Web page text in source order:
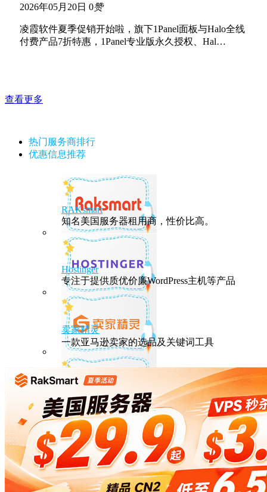
2026年05月20日 0赞
凌霞软件夏季促销开始啦，旗下1Panel面板与Halo全线
付费产品7折特惠，1Panel专业版永久授权、Hal…
查看更多
热门服务商排行
优惠信息推荐
RAKsmart
知名美国服务器租用商，性价比高。
Hostinger
专注于提供质优价廉WordPress主机等产品
卖家精灵
一款亚马逊卖家的选品及关键词工具
性能出众的高性价比美国主机，年付六折
DMIT
专注于高品质线路的VPS云服务器